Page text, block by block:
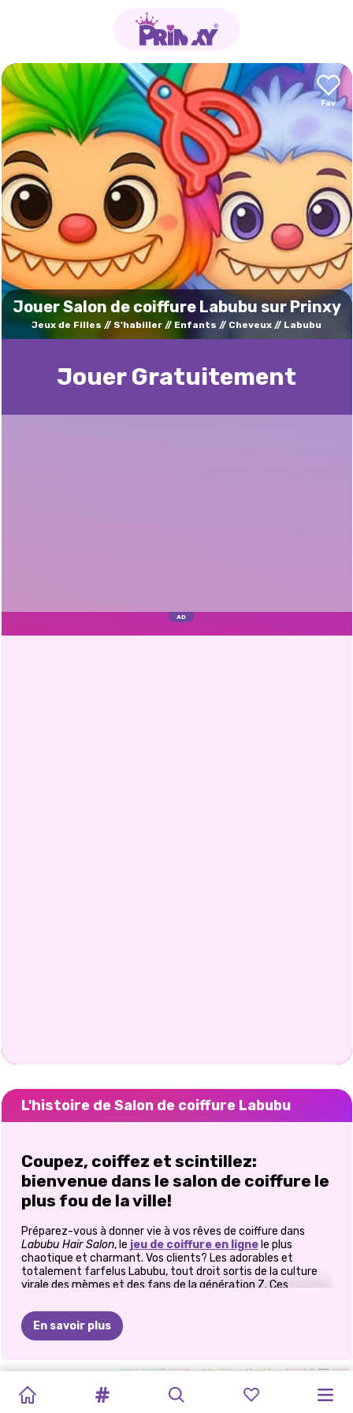
Jouer Salon de coiffure Labubu sur Prinxy
Jeux de Filles S'habiller Enfants Cheveux Labubu
Jouer Gratuitement
L'histoire de Salon de coiffure Labubu
Coupez, coiffez et scintillez:
bienvenue dans le salon de coiffure le
plus fou de la ville!
Préparez-vous à donner vie à vos rêves de coiffure dans
Labubu Hair Salon, le jeu de coiffure en lignele plus
chaotique et charmant. Vos clients? Les adorables et
totalement farfelus Labubu, tout droit sortis de la culture
virale des mèmes et des fans de la génération Z. Ces
comme les autres, mais elles sont plus que prêtes à vous
laisser libre cours à votre créativité! Avec un arsenal d'outils
et une équipe de Labubu excentriques, les possibilités de
✂️ Adoptez un style pro ou passez en
En savoir plus
EVOLUTION
LABUBU :
BEAUTÉ
DE
COIFFURES
TRESSÉES
COIFFURE
CYBERPUNK
RELOOKING
EXTRÊME:
DÉSASTRE
DU
COIFFURES